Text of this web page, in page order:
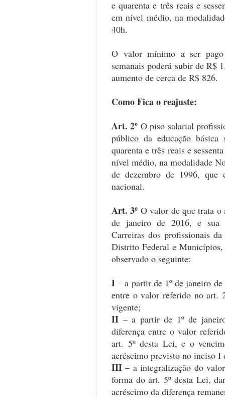
e quarenta e três reais e
em nível médio, na
40h.
O valor mínimo a ser
semanais poderá subir de R$
aumento de cerca de R$ 826.
Como Fica o reajuste:
Art. 2º O piso salarial
público da educação
quarenta e três reais e
nível médio, na modalidade
de dezembro de 1996, que
nacional.
Art. 3º O valor de que trata o
de janeiro de 2016, e sua
Carreiras dos profissionais
Distrito Federal e
observado o seguinte:
I– a partir de 1º de janeiro
entre o valor referido no art.
vigente;
II – a partir de 1º de
diferença entre o valor
art. 5º desta Lei, e o
acréscimo previsto no inciso I
III – a integralização do
forma do art. 5º desta Lei,
acréscimo da diferença